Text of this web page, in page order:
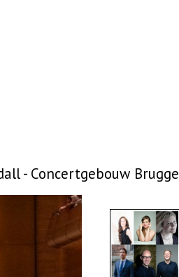
- Concertgebouw Brugge